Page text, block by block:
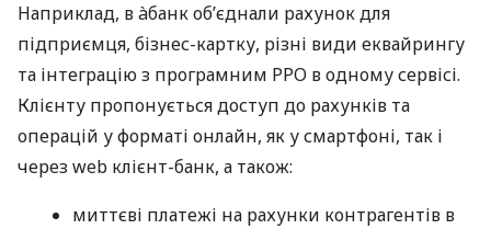
Наприклад, в àбанк об’єднали рахунок для
підприємця, бізнес-картку, різні види еквайрингу
та інтеграцію з програмним РРО в одному сервісі.
Клієнту пропонується доступ до рахунків та
операцій у форматі онлайн, як у смартфоні, так і
через web клієнт-банк, а також:
миттєві платежі на рахунки контрагентів в